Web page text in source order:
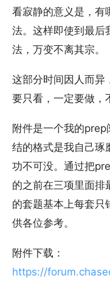
看寂静的意义是，有
法。这样即使到最后
法，万变不离其宗。
这部分时间因人而异
要只看，一定要做，
附件是一个我的
结的格式是我自己琢
功不可没。通过把
的之前在三项里面排
的套题基本上每套只
供各位参考。
附件下载：
https://